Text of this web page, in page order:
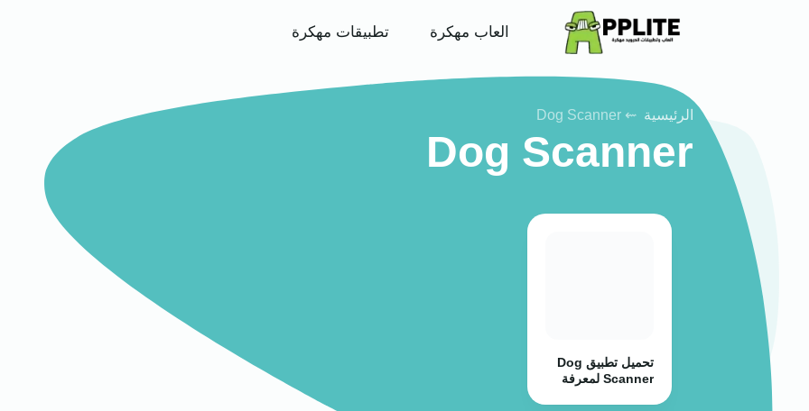
العاب مهكرة تطبيقات مهكرة
الرئيسية ⇜ Dog Scanner
Dog Scanner
تحميل تطبيق Dog
Scanner لمعرفة